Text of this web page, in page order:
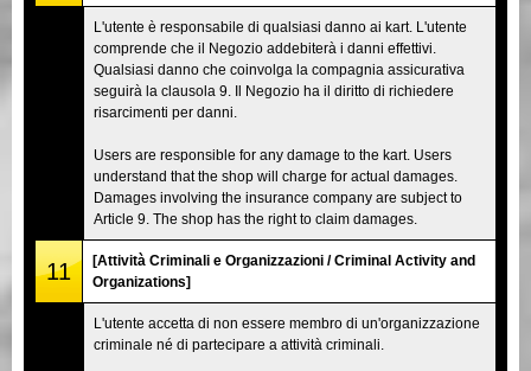
L'utente è responsabile di qualsiasi danno ai kart. L'utente
comprende che il Negozio addebiterà i danni effettivi.
Qualsiasi danno che coinvolga la compagnia assicurativa
seguirà la clausola 9. Il Negozio ha il diritto di richiedere
risarcimenti per danni.
Users are responsible for any damage to the kart. Users
understand that the shop will charge for actual damages.
Damages involving the insurance company are subject to
Article 9. The shop has the right to claim damages.
11
[Attività Criminali e Organizzazioni / Criminal Activity and
Organizations]
L'utente accetta di non essere membro di un'organizzazione
criminale né di partecipare a attività criminali.